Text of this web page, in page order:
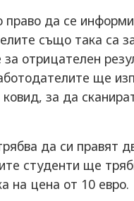
право да се
също така са
отрицателен
ще
за да
да си правят
студенти ще
на цена от 10 евро.